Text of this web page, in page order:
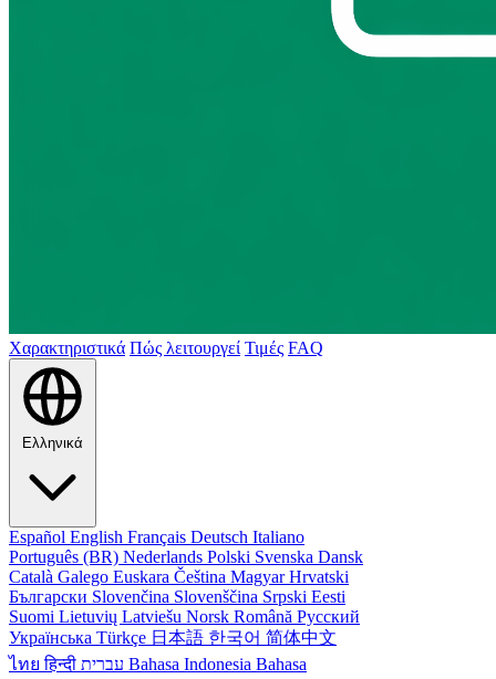
Χαρακτηριστικά Πώς λειτουργεί Τιμές FAQ
Ελληνικά
Español English Français Deutsch Italiano
Português (BR) Nederlands Polski Svenska Dansk
Català Galego Euskara Čeština MagyarHrvatski
Български Slovenčina Slovenščina Srpski Eesti
Suomi Lietuvių Latviešu Norsk Română Русский
Українська Türkçe 日本語 한국어 简体中文
ไทยहिन्दी Bahasa Indonesia Bahasa